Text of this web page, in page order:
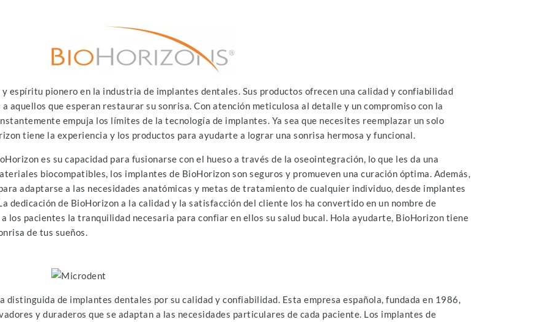
espíritu pionero en la industria de implantes dentales. Sus productos ofrecen una calidad y confiabilidad
aquellos que esperan restaurar su sonrisa. Con atención meticulosa al detalle y un compromiso con la
empuja los límites de la tecnología de implantes. Ya sea que necesites reemplazar un solo
tiene la experiencia y los productos para ayudarte a lograr una sonrisa hermosa y funcional.
es su capacidad para fusionarse con el hueso a través de la oseointegración, lo que les da una
biocompatibles, los implantes de BioHorizon son seguros y promueven una curación óptima. Además,
adaptarse a las necesidades anatómicas y metas de tratamiento de cualquier individuo, desde implantes
dedicación de BioHorizon a la calidad y la satisfacción del cliente los ha convertido en un nombre de
los pacientes la tranquilidad necesaria para confiar en ellos su salud bucal. Hola ayudarte, BioHorizon tiene
de tus sueños.
distinguida de implantes dentales por su calidad y confiabilidad. Esta empresa española, fundada en 1986,
y duraderos que se adaptan a las necesidades particulares de cada paciente. Los implantes de